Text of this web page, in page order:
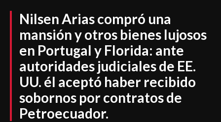
Nilsen Arias compró una
mansión y otros bienes lujosos
en Portugal y Florida: ante
autoridades judiciales de EE.
UU. él aceptó haber recibido
sobornos por contratos de
Petroecuador.